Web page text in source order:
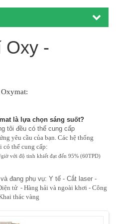
Oxy -
là lựa chọn sáng suốt?
tôi đều có thể cung cấp
yêu cầu của bạn. Các hệ thống
có thể cung cấp:
/giờ với độ tinh khiết đạt đến 95% (60TPD)
đang phụ vụ: Y tế - Cắt laser -
tử - Hàng hải và ngoài khơi - Công
thác vàng